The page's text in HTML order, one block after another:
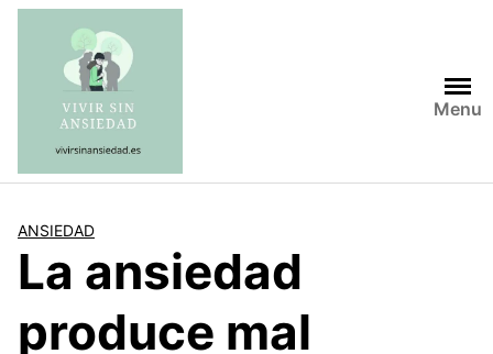
Saltar
contenido
Menu
ANSIEDAD
La ansiedad
produce mal